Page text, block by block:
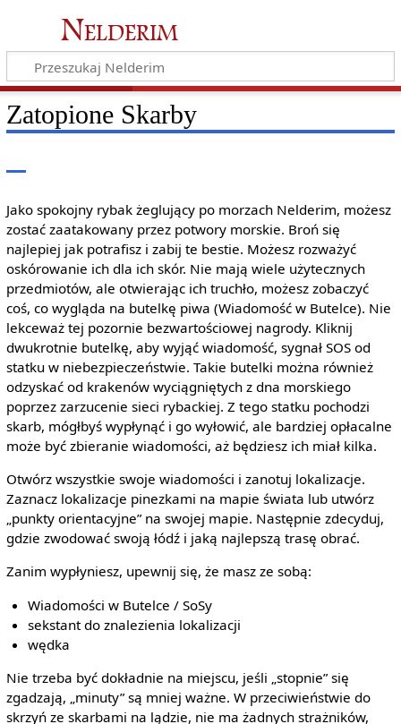
Nelderim
Zatopione Skarby
Jako spokojny rybak żeglujący po morzach Nelderim, możesz
zostać zaatakowany przez potwory morskie. Broń się
najlepiej jak potrafisz i zabij te bestie. Możesz rozważyć
oskórowanie ich dla ich skór. Nie mają wiele użytecznych
przedmiotów, ale otwierając ich truchło, możesz zobaczyć
coś, co wygląda na butelkę piwa (Wiadomość w Butelce). Nie
lekceważ tej pozornie bezwartościowej nagrody. Kliknij
dwukrotnie butelkę, aby wyjąć wiadomość, sygnał SOS od
statku w niebezpieczeństwie. Takie butelki można również
odzyskać od krakenów wyciągniętych z dna morskiego
poprzez zarzucenie sieci rybackiej. Z tego statku pochodzi
skarb, mógłbyś wypłynąć i go wyłowić, ale bardziej opłacalne
może być zbieranie wiadomości, aż będziesz ich miał kilka.
Otwórz wszystkie swoje wiadomości i zanotuj lokalizacje.
Zaznacz lokalizacje pinezkami na mapie świata lub utwórz
„punkty orientacyjne” na swojej mapie. Następnie zdecyduj,
gdzie zwodować swoją łódź i jaką najlepszą trasę obrać.
Zanim wypłyniesz, upewnij się, że masz ze sobą:
Wiadomości w Butelce / SoSy
sekstant do znalezienia lokalizacji
wędka
Nie trzeba być dokładnie na miejscu, jeśli „stopnie” się
zgadzają, „minuty” są mniej ważne. W przeciwieństwie do
skrzyń ze skarbami na lądzie, nie ma żadnych strażników,